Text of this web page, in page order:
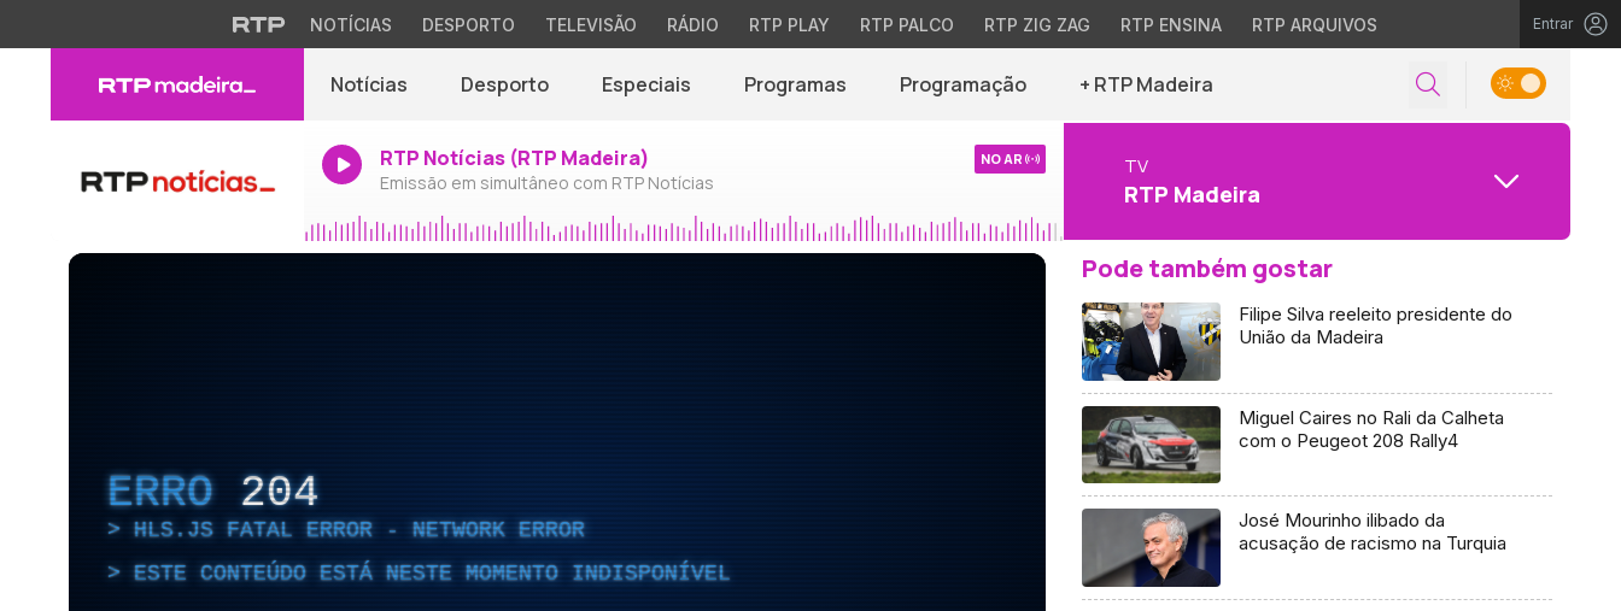
NOTÍCIAS DESPORTO TELEVISÃO RÁDIO RTP PLAY RTP PALCO RTP ZIG ZAG RTP ENSINA RTP ARQUIVOS Entrar
Notícias Desporto Especiais Programas Programação + RTP Madeira
RTP Notícias (RTP Madeira)
Emissão em simultâneo com RTP Notícias
NO AR TV
RTP Madeira
ERRO 204
HLS.JS FATAL ERROR - NETWORK ERROR
ESTE CONTEÚDO ESTÁ NESTE MOMENTO INDISPONÍVEL
Pode também gostar
Filipe Silva reeleito presidente do
União da Madeira
Miguel Caires no Rali da Calheta
com o Peugeot 208 Rally4
José Mourinho ilibado da
acusação de racismo na Turquia